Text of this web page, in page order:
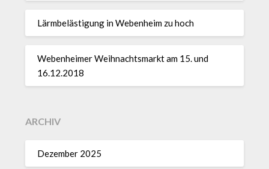
Lärmbelästigung in Webenheim zu hoch
Webenheimer Weihnachtsmarkt am 15. und
16.12.2018
ARCHIV
Dezember 2025